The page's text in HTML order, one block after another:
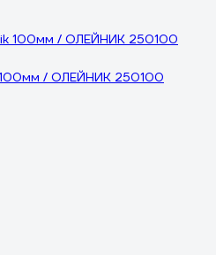
100мм / ОЛЕЙНИК 250100